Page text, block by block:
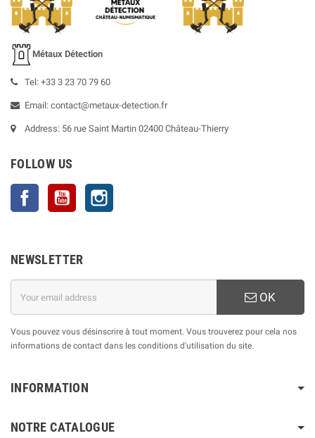
Métaux Détection
Tel: +33 3 23 70 79 60
Email: contact@metaux-detection.fr
Address: 56 rue Saint Martin 02400 Château-Thierry
FOLLOW US
Facebook YouTube
NEWSLETTER
OK
Vous pouvez vous désinscrire à tout moment. Vous trouverez pour cela nos
informations de contact dans les conditions d'utilisation du site.
INFORMATION
NOTRE CATALOGUE